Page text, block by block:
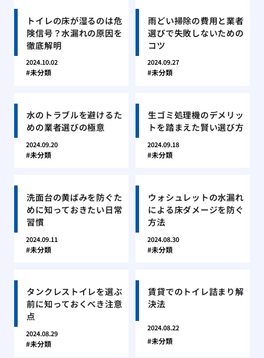
トイレの床が湿るのは危
険信号？水漏れの原因を
徹底解明
2024.10.02
未分類
雨どい掃除の費用と業者
選びで失敗しないための
コツ
2024.09.27
未分類
水のトラブルを避けるた
めの業者選びの極意
2024.09.20
未分類
生ゴミ処理機のデメリッ
トを踏まえた賢い選び方
2024.09.18
未分類
洗面台の黄ばみを防ぐた
めに知っておきたい日常
習慣
2024.09.11
未分類
ウォシュレットの水漏れ
による床ダメージを防ぐ
方法
2024.08.30
未分類
タンクレストイレを選ぶ
前に知っておくべき注意
点
2024.08.29
未分類
賃貸でのトイレ詰まり解
決法
2024.08.22
未分類